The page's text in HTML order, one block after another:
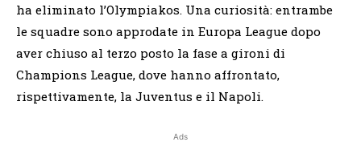
ha eliminato l’Olympiakos. Una curiosità: entrambe
le squadre sono approdate in Europa League dopo
aver chiuso al terzo posto la fase a gironi di
Champions League, dove hanno affrontato,
rispettivamente, la Juventus e il Napoli.
Ads